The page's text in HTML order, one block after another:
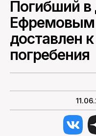
Погибший
Ефремовым
доставлен
погребения